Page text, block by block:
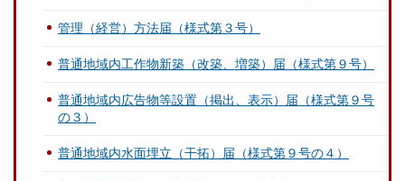
管理（経営）方法届（様式第３号）
普通地域内工作物新築（改築、増築）届（様式第９号）
普通地域内広告物等設置（掲出、表示）届（様式第９号
の３）
普通地域内水面埋立（干拓）届（様式第９号の４）